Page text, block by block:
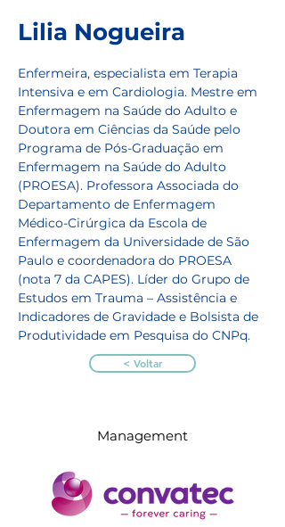
Lilia Nogueira
Enfermeira, especialista em Terapia
Intensiva e em Cardiologia. Mestre em
Enfermagem na Saúde do Adulto e
Doutora em Ciências da Saúde pelo
Programa de Pós-Graduação em
Enfermagem na Saúde do Adulto
(PROESA). Professora Associada do
Departamento de Enfermagem
Médico-Cirúrgica da Escola de
Enfermagem da Universidade de São
Paulo e coordenadora do PROESA
(nota 7 da CAPES). Líder do Grupo de
Estudos em Trauma – Assistência e
Indicadores de Gravidade e Bolsista de
Produtividade em Pesquisa do CNPq.
< Voltar
Management